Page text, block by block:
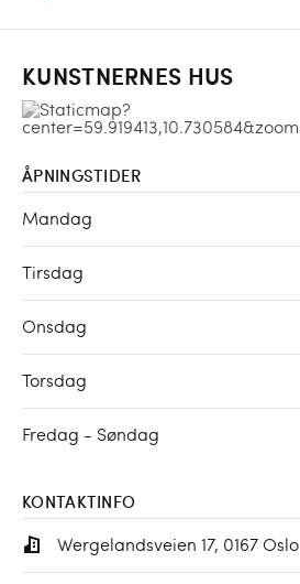
KUNSTNERNES HUS
ÅPNINGSTIDER
Mandag
Tirsdag
Onsdag
Torsdag
Fredag - Søndag
KONTAKTINFO
Wergelandsveien 17, 0167 Oslo